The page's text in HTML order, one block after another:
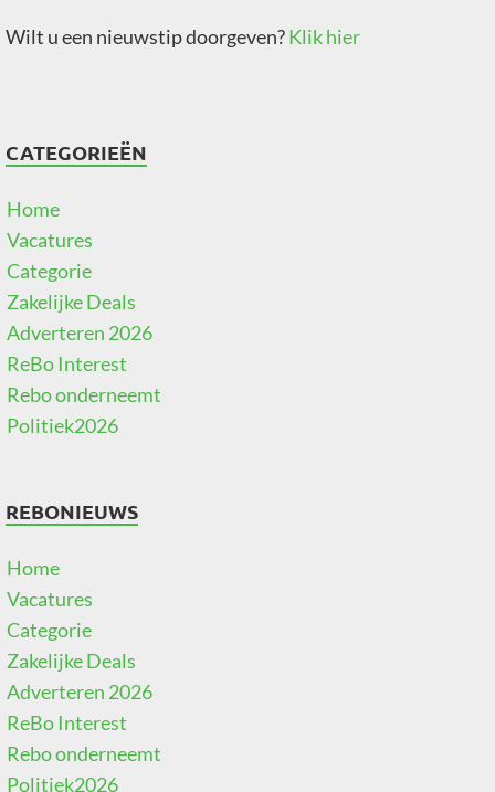
Wilt u een nieuwstip doorgeven?Klik hier
CATEGORIEËN
Home
Vacatures
Categorie
Zakelijke Deals
Adverteren 2026
ReBo Interest
Rebo onderneemt
Politiek2026
REBONIEUWS
Home
Vacatures
Categorie
Zakelijke Deals
Adverteren 2026
ReBo Interest
Rebo onderneemt
Politiek2026